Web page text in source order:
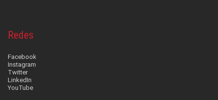
Redes
Facebook
Instagram
Twitter
LinkedIn
YouTube